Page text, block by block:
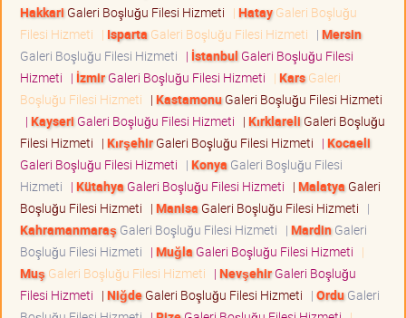
Hakkari Galeri Boşluğu Filesi Hizmeti | HatayGaleri Boşluğu
Filesi Hizmeti | Isparta Galeri Boşluğu Filesi Hizmeti | Mersin
Galeri Boşluğu Filesi Hizmeti | İstanbul Galeri Boşluğu Filesi
Hizmeti | İzmirGaleri Boşluğu Filesi Hizmeti | KarsGaleri
Boşluğu Filesi Hizmeti | KastamonuGaleri Boşluğu Filesi Hizmeti
| Kayseri Galeri Boşluğu Filesi Hizmeti | Kırklareli Galeri Boşluğu
Filesi Hizmeti | KırşehirGaleri Boşluğu Filesi Hizmeti | Kocaeli
Galeri Boşluğu Filesi Hizmeti | Konya Galeri Boşluğu Filesi
Hizmeti | Kütahya Galeri Boşluğu Filesi Hizmeti | Malatya Galeri
Boşluğu Filesi Hizmeti | Manisa Galeri Boşluğu Filesi Hizmeti |
Kahramanmaraş Galeri Boşluğu Filesi Hizmeti | MardinGaleri
Boşluğu Filesi Hizmeti | Muğla Galeri Boşluğu Filesi Hizmeti |
Muş Galeri Boşluğu Filesi Hizmeti | NevşehirGaleri Boşluğu
Filesi Hizmeti | NiğdeGaleri Boşluğu Filesi Hizmeti | OrduGaleri